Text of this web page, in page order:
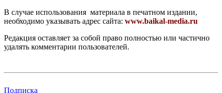
В случае использования материала в печатном издании,
необходимо указывать адрес сайта: www.baikal-media.ru
Редакция оставляет за собой право полностью или частично
удалять комментарии пользователей.
Подписка